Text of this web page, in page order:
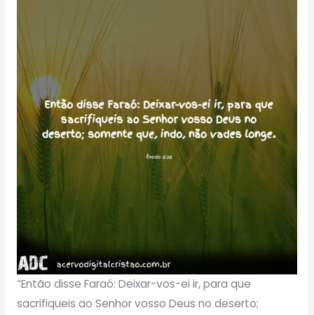
“Então disse Faraó: Deixar-vos-ei ir, para que
sacrifiqueis ao Senhor vosso Deus no deserto;